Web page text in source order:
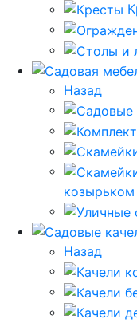
Назад
козырьком
Назад